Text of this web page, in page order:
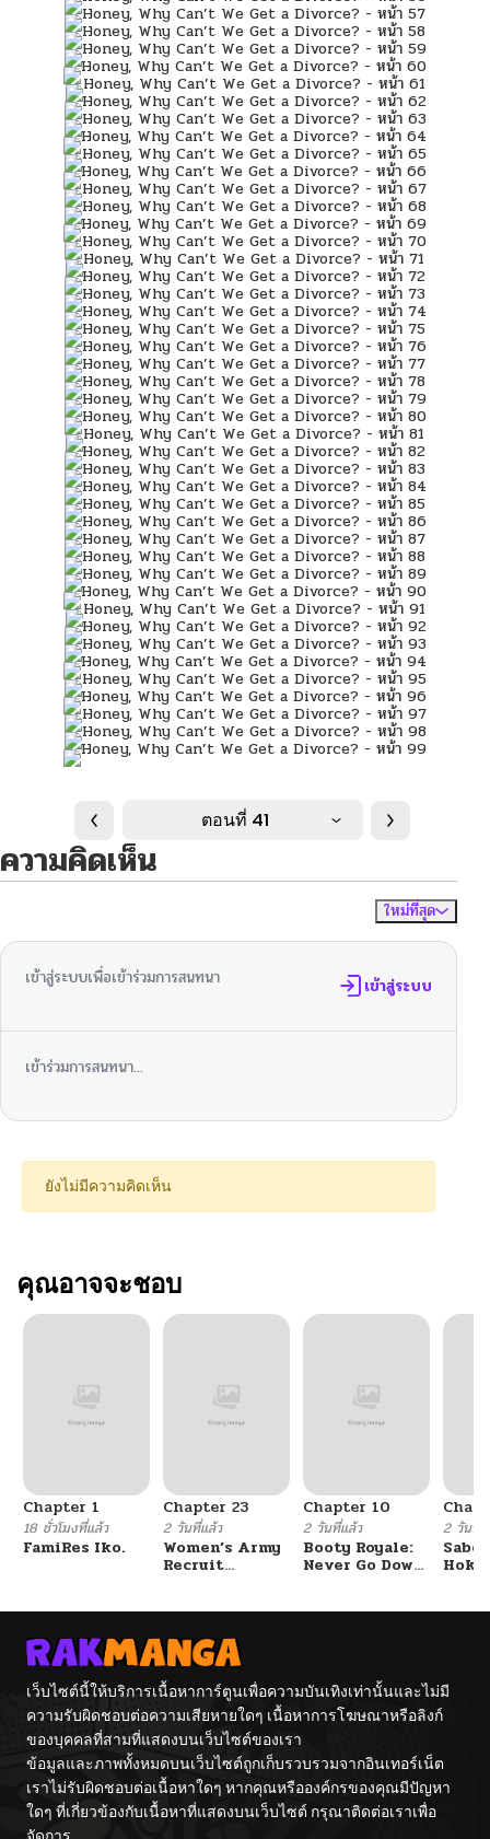
ตอนที่ 41
ความคิดเห็น
ใหม่ที่สุด
เข้าสู่ระบบเพื่อเข้าร่วมการสนทนา เข้าสู่ระบบ
เข้าร่วมการสนทนา...
ยังไม่มีความคิดเห็น
คุณอาจจะชอบ
Chapter 1
18 ชั่วโมงที่แล้ว
FamiRes Iko.
Chapter 23
2 วันที่แล้ว
Women’s Army
Recruit
Chapter 10
2 วันที่แล้ว
Booty Royale:
Never Go Down
2 วันที่แ
เว็บไซต์นี้ให้บริการเนื้อหาการ์ตูนเพื่อความบันเทิงเท่านั้นและไม่มี
ความรับผิดชอบต่อความเสียหายใดๆ เนื้อหาการโฆษณาหรือลิงก์
ของบุคคลที่สามที่แสดงบนเว็บไซต์ของเรา
ข้อมูลและภาพทั้งหมดบนเว็บไซต์ถูกเก็บรวบรวมจากอินเทอร์เน็ต
เราไม่รับผิดชอบต่อเนื้อหาใดๆ หากคุณหรือองค์กรของคุณมีปัญหา
ใดๆ ที่เกี่ยวข้องกับเนื้อหาที่แสดงบนเว็บไซต์ กรุณาติดต่อเราเพื่อ